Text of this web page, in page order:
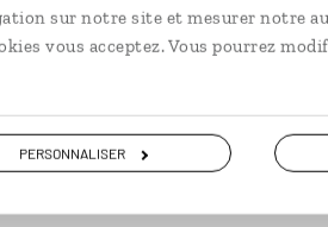
sur notre site et mesurer notre
vous acceptez. Vous pourrez
PERSONNALISER